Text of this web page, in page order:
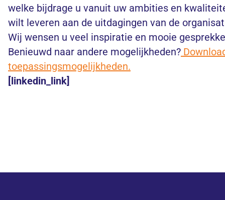
welke bijdrage u vanuit uw ambities en
wilt leveren aan de uitdagingen van de
Wij wensen u veel inspiratie en mooie
Benieuwd naar andere mogelijkheden?
toepassingsmogelijkheden.
[linkedin_link]